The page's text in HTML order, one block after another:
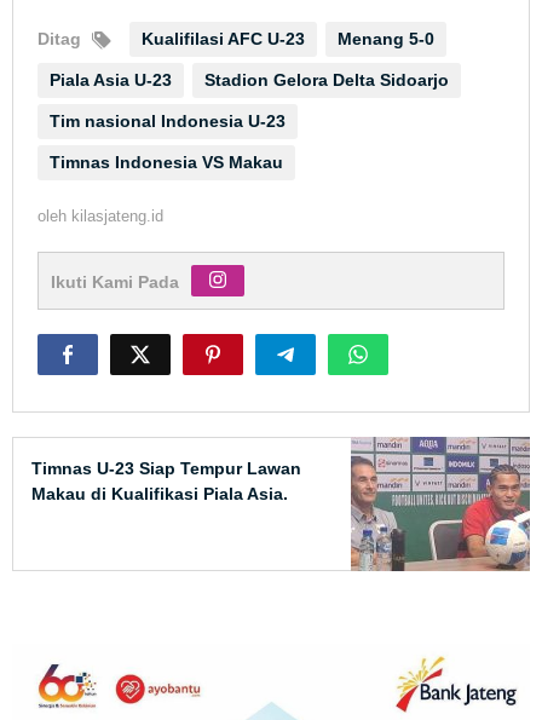
Ditag Kualifilasi AFC U-23 Menang 5-0
Piala Asia U-23 Stadion Gelora Delta Sidoarjo
Tim nasional Indonesia U-23
Timnas Indonesia VS Makau
oleh kilasjateng.id
Ikuti Kami Pada
Timnas U-23 Siap Tempur Lawan
Makau di Kualifikasi Piala Asia.